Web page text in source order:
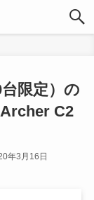
限定）の
C2
年3月16日